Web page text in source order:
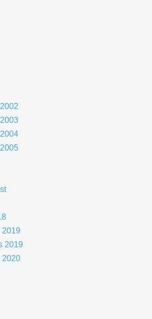
2019
2019
2020